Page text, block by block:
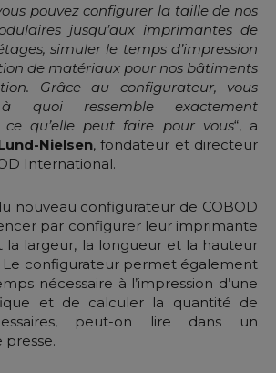
pouvez configurer la taille de nos
jusqu’aux imprimantes de
simuler le temps d’impression
de matériaux pour nos bâtiments
Grâce au configurateur, vous
quoi ressemble exactement
ce qu’elle peut faire pour vous“, a
Nielsen, fondateur et directeur
International.
nouveau configurateur de COBOD
par configurer leur imprimante
la largeur, la longueur et la hauteur
Le configurateur permet également
nécessaire à l’impression d’une
et de calculer la quantité de
peut-on lire dans un